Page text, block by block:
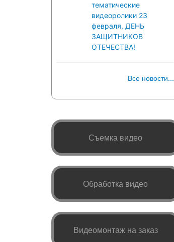
тематические
видеоролики 23
февраля, ДЕНЬ
ЗАЩИТНИКОВ
ОТЕЧЕСТВА!
Все новости...
Съемка видео
Обработка видео
Видеомонтаж на заказ